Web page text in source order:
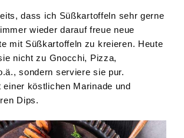
dass ich Süßkartoffeln sehr gerne
wieder darauf freue neue
mit Süßkartoffeln zu kreieren. Heute
nicht zu Gnocchi, Pizza,
sondern serviere sie pur.
einer köstlichen Marinade und
Dips.